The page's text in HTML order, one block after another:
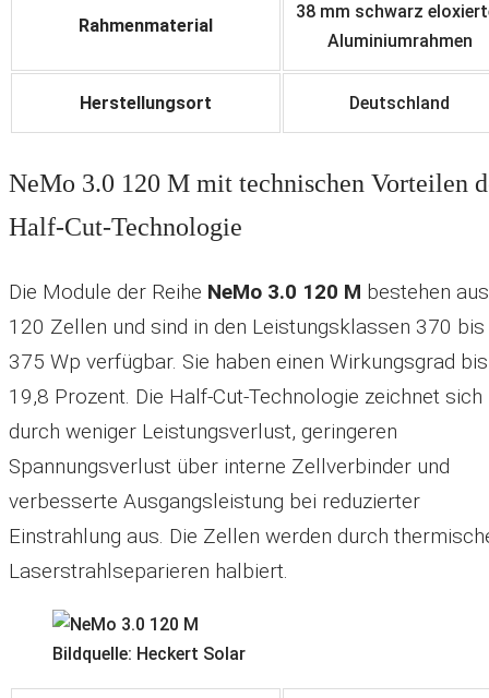
Rahmenmaterial
38 mm schwarz
Aluminiumrahmen
Herstellungsort Deutschland
NeMo 3.0 120 M mit technischen Vorteilen
Half-Cut-Technologie
Die Module der Reihe NeMo 3.0 120 M bestehen aus
120 Zellen und sind in den Leistungsklassen 370 bis
375 Wp verfügbar. Sie haben einen Wirkungsgrad
19,8 Prozent. Die Half-Cut-Technologie zeichnet sich
durch weniger Leistungsverlust, geringeren
Spannungsverlust über interne Zellverbinder und
verbesserte Ausgangsleistung bei reduzierter
Einstrahlung aus. Die Zellen werden durch
Laserstrahlseparieren halbiert.
Bildquelle: Heckert Solar